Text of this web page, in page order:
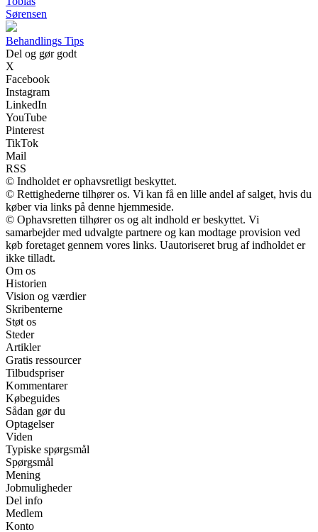
Sørensen
Behandlings Tips
Del og gør godt
X
Facebook
Instagram
LinkedIn
YouTube
Pinterest
TikTok
Mail
RSS
© Indholdet er ophavsretligt beskyttet.
© Rettighederne tilhører os. Vi kan få en lille andel af salget, hvis du
køber via links på denne hjemmeside.
© Ophavsretten tilhører os og alt indhold er beskyttet. Vi
samarbejder med udvalgte partnere og kan modtage provision ved
køb foretaget gennem vores links. Uautoriseret brug af indholdet er
ikke tilladt.
Om os
Historien
Vision og værdier
Skribenterne
Støt os
Steder
Artikler
Gratis ressourcer
Tilbudspriser
Kommentarer
Købeguides
Sådan gør du
Optagelser
Viden
Typiske spørgsmål
Spørgsmål
Mening
Jobmuligheder
Del info
Medlem
Konto